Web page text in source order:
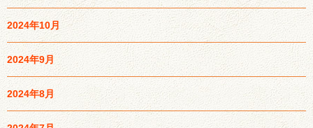
2024年10月
2024年9月
2024年8月